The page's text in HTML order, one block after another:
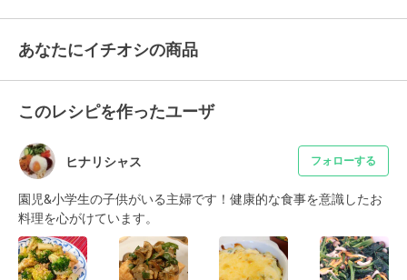
あなたにイチオシの商品
このレシピを作ったユーザ
ヒナリシャス フォローする
園児&小学生の子供がいる主婦です！健康的な食事を意識したお
料理を心がけています。